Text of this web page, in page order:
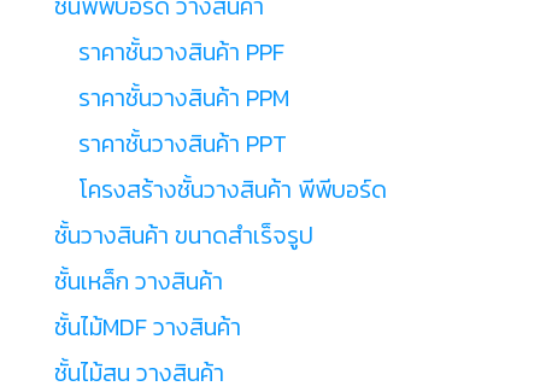
ราคาชั้นวางสินค้า PPF
ราคาชั้นวางสินค้า PPM
ราคาชั้นวางสินค้า PPT
โครงสร้างชั้นวางสินค้า พีพีบอร์ด
ชั้นวางสินค้า ขนาดสำเร็จรูป
ชั้นเหล็ก วางสินค้า
ชั้นไม้MDF วางสินค้า
ชั้นไม้สน วางสินค้า